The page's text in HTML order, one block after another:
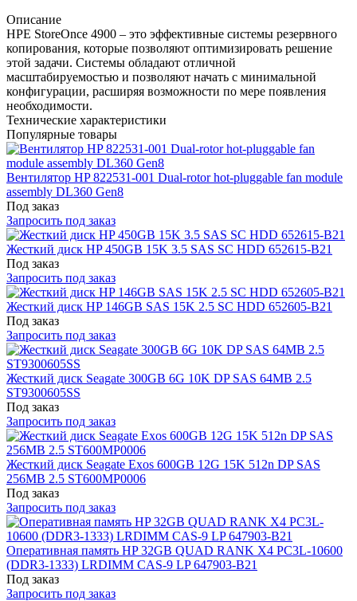
Описание
HPE StoreOnce 4900 – это эффективные системы резервного
копирования, которые позволяют оптимизировать решение
этой задачи. Системы обладают отличной
масштабируемостью и позволяют начать с минимальной
конфигурации, расширяя возможности по мере появления
необходимости.
Технические характеристики
Популярные товары
Вентилятор HP 822531-001 Dual-rotor hot-pluggable fan module
assembly DL360 Gen8
Под заказ
Запросить под заказ
Жесткий диск HP 450GB 15K 3.5 SAS SC HDD 652615-B21
Под заказ
Запросить под заказ
Жесткий диск HP 146GB SAS 15K 2.5 SC HDD 652605-B21
Под заказ
Запросить под заказ
Жесткий диск Seagate 300GB 6G 10K DP SAS 64MB 2.5
ST9300605SS
Под заказ
Запросить под заказ
Жесткий диск Seagate Exos 600GB 12G 15K 512n DP SAS
256MB 2.5 ST600MP0006
Под заказ
Запросить под заказ
Оперативная память HP 32GB QUAD RANK X4 PC3L-10600
(DDR3-1333) LRDIMM CAS-9 LP 647903-B21
Под заказ
Запросить под заказ